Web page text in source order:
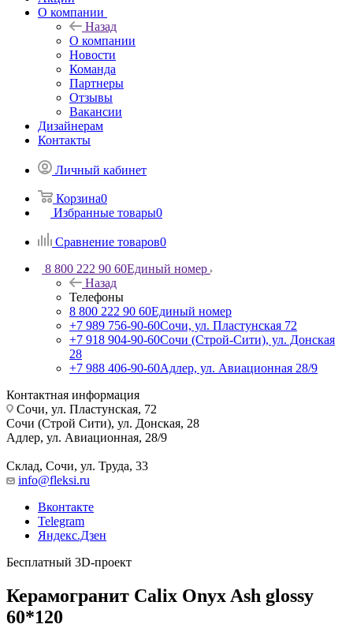
О компании
Назад
О компании
Новости
Команда
Партнеры
Отзывы
Вакансии
Дизайнерам
Контакты
Личный кабинет
Корзина0
Избранные товары0
Сравнение товаров0
8 800 222 90 60Единый номер
Назад
Телефоны
8 800 222 90 60Единый номер
+7 989 756-90-60Сочи, ул. Пластунская 72
+7 918 904-90-60Сочи (Строй-Сити), ул. Донская
28
+7 988 406-90-60Адлер, ул. Авиационная 28/9
Контактная информация
Сочи, ул. Пластунская, 72
Сочи (Строй Сити), ул. Донская, 28
Адлер, ул. Авиационная, 28/9
Склад, Сочи, ул. Труда, 33
info@fleksi.ru
Вконтакте
Telegram
Яндекс.Дзен
Бесплатный 3D-проект
Керамогранит Calix Onyx Ash glossy
60*120